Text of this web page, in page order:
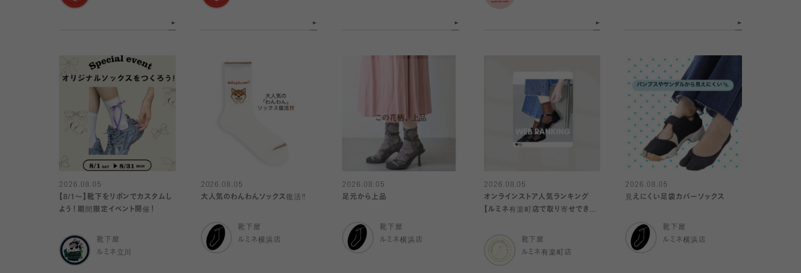
2026.08.05
【8/1〜】靴下をリボンでカスタムし
よう！期間限定イベント開催！
靴下屋
ルミネ立川
2026.08.05
大人気のわんわんソックス復活‼️
靴下屋
ルミネ横浜店
2026.08.05
足元から上品
靴下屋
ルミネ横浜店
2026.08.05
オンラインストア人気ランキング
【ルミネ有楽町店で取り寄せできま
靴下屋
ルミネ有楽町店
2026.08.05
見えにくい足袋カバーソックス
靴下屋
ルミネ横浜店